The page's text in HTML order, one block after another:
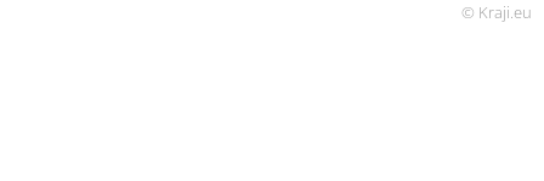
© Kraji.eu